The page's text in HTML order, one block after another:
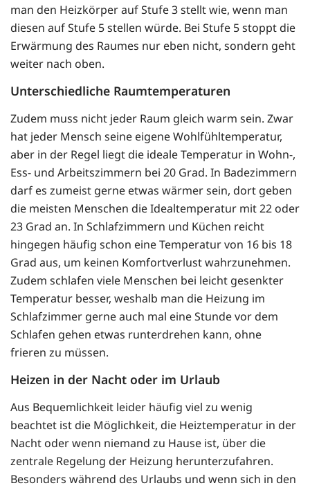
man den Heizkörper auf Stufe 3 stellt wie, wenn man
diesen auf Stufe 5 stellen würde. Bei Stufe 5 stoppt die
Erwärmung des Raumes nur eben nicht, sondern geht
weiter nach oben.
Unterschiedliche Raumtemperaturen
Zudem muss nicht jeder Raum gleich warm sein. Zwar
hat jeder Mensch seine eigene Wohlfühltemperatur,
aber in der Regel liegt die ideale Temperatur in Wohn-,
Ess- und Arbeitszimmern bei 20 Grad. In Badezimmern
darf es zumeist gerne etwas wärmer sein, dort geben
die meisten Menschen die Idealtemperatur mit 22 oder
23 Grad an. In Schlafzimmern und Küchen reicht
hingegen häufig schon eine Temperatur von 16 bis 18
Grad aus, um keinen Komfortverlust wahrzunehmen.
Zudem schlafen viele Menschen bei leicht gesenkter
Temperatur besser, weshalb man die Heizung im
Schlafzimmer gerne auch mal eine Stunde vor dem
Schlafen gehen etwas runterdrehen kann, ohne
frieren zu müssen.
Heizen in der Nacht oder im Urlaub
Aus Bequemlichkeit leider häufig viel zu wenig
beachtet ist die Möglichkeit, die Heiztemperatur in der
Nacht oder wenn niemand zu Hause ist, über die
zentrale Regelung der Heizung herunterzufahren.
Besonders während des Urlaubs und wenn sich in den